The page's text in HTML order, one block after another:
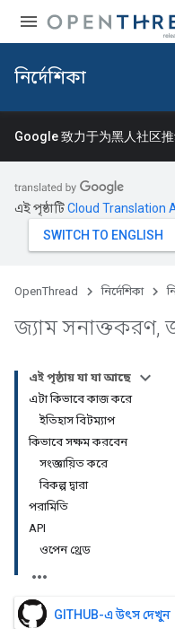
নির্দেশিকা
Google 致力于为黑人社区推
এই পৃষ্ঠাটিCloud Translation
OpenThread নির্দেশিকা
জ্যাম সনাক্তকরণ,
এই পৃষ্ঠায় যা যা আছে
এটা কিভাবে কাজ করে
ইতিহাস বিটম্যাপ
কিভাবে সক্ষম করবেন
সংজ্ঞায়িত করে
বিকল্প দ্বারা
পরামিতি
API
ওপেন থ্রেড
GITHUB-এ উৎস দেখুন